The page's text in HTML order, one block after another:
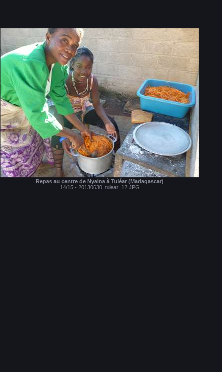
Repas au centre de Nyaina à Tuléar (Madagascar)
14/15 - 20130630_tulear_12.JPG